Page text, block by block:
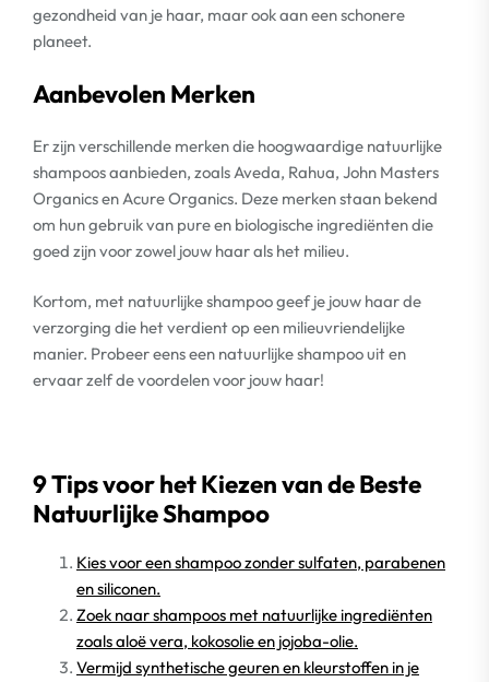
gezondheid van je haar, maar ook aan een schonere
planeet.
Aanbevolen Merken
Er zijn verschillende merken die hoogwaardige natuurlijke
shampoos aanbieden, zoals Aveda, Rahua, John Masters
Organics en Acure Organics. Deze merken staan bekend
om hun gebruik van pure en biologische ingrediënten die
goed zijn voor zowel jouw haar als het milieu.
Kortom, met natuurlijke shampoo geef je jouw haar de
verzorging die het verdient op een milieuvriendelijke
manier. Probeer eens een natuurlijke shampoo uit en
ervaar zelf de voordelen voor jouw haar!
9 Tips voor het Kiezen van de Beste
Natuurlijke Shampoo
Kies voor een shampoo zonder sulfaten, parabenen
en siliconen.
Zoek naar shampoos met natuurlijke ingrediënten
zoals aloë vera, kokosolie en jojoba-olie.
Vermijd synthetische geuren en kleurstoffen in je